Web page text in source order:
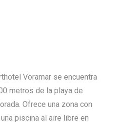
Voramar se encuentra
metros de la playa de
Ofrece una zona con
piscina al aire libre en